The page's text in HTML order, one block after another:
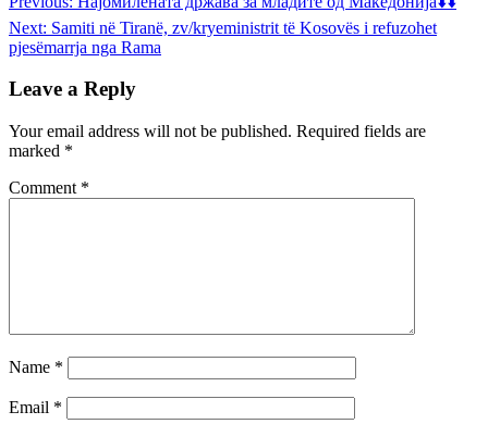
Next: Samiti në Tiranë, zv/kryeministrit të Kosovës i refuzohet
pjesëmarrja nga Rama
Leave a Reply
Your email address will not be published. Required fields are
marked *
Comment *
Name *
Email *